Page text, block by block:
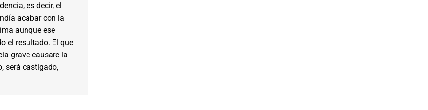
es decir, el
acabar con la
aunque ese
el resultado. El que
grave causare la
será castigado,